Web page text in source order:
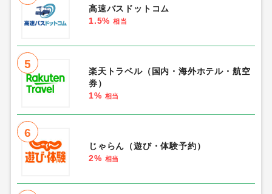
高速バスドットコム
1.5% 相当
5
楽天トラベル（国内・海外ホテル・航空
券）
1% 相当
6
じゃらん（遊び・体験予約）
2% 相当